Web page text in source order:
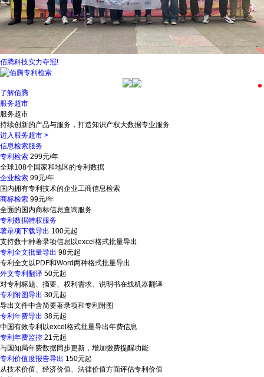
佰腾科技实力夺冠!
了解佰腾
服务超市
服务超市
持续创新的产品与服务，打造知识产权大数据专业服务
进入服务超市 >
信息检索服务
专利检索 299元/年
全球108个国家和地区的专利数据
企业检索 99元/年
国内拥有专利技术的企业工商信息检索
商标检索 99元/年
全面的国内商标信息查询服务
专利数据特权服务
著录项下载导出 100元起
支持数十种著录项信息以excel格式批量导出
专利全文批量导出 98元起
专利全文以PDF和Word两种格式批量导出
外文专利翻译 50元起
对专利标题、摘要、权利需求、说明书在线机器翻译
专利附图导出 30元起
导出文件中含简要著录项和专利附图
专利年费导出 38元起
中国有效专利以excel格式批量导出年费信息
专利年费监控 21元起
与国知局年费数据同步更新，增加缴费提醒功能
专利价值度报告导出 150元起
从技术价值、经济价值、法律价值方面评估专利价值